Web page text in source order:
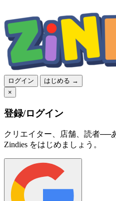
ログイン
はじめる →
×
登録/ログイン
クリエイター、店舗、読者──
Zindies をはじめましょう。